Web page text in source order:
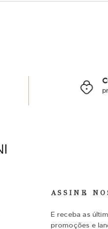
ASSINE
E receba as
promoções e